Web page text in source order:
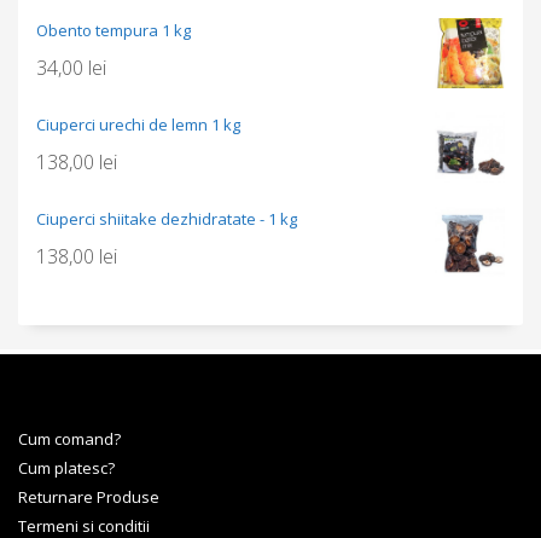
Obento tempura 1 kg
34,00 lei
Ciuperci urechi de lemn 1 kg
138,00 lei
Ciuperci shiitake dezhidratate - 1 kg
138,00 lei
Cum comand?
Cum platesc?
Returnare Produse
Termeni si conditii